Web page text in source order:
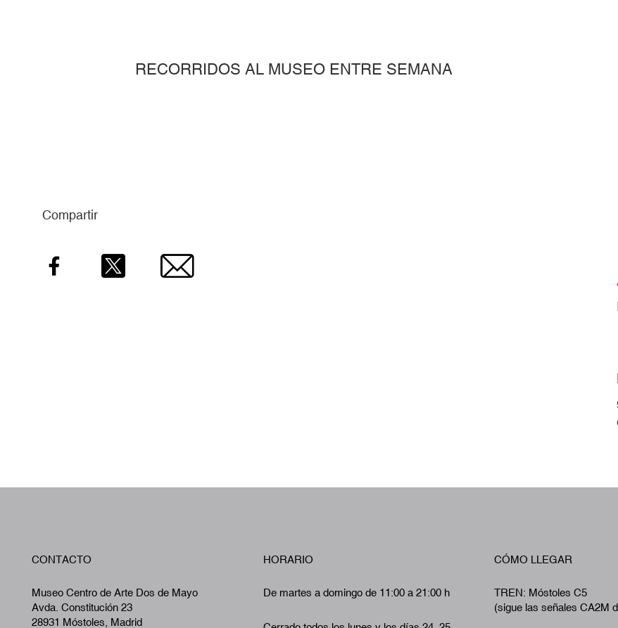
RECORRIDOS AL MUSEO ENTRE SEMANA
Compartir
Facebook Email
CONTACTO
Museo Centro de Arte Dos de Mayo
Avda. Constitución 23
28931 Móstoles, Madrid
HORARIO
De martes a domingo de 11:00 a 21:00 h
CÓMO LLEGAR
TREN: Móstoles C5
(sigue las señales CA2M